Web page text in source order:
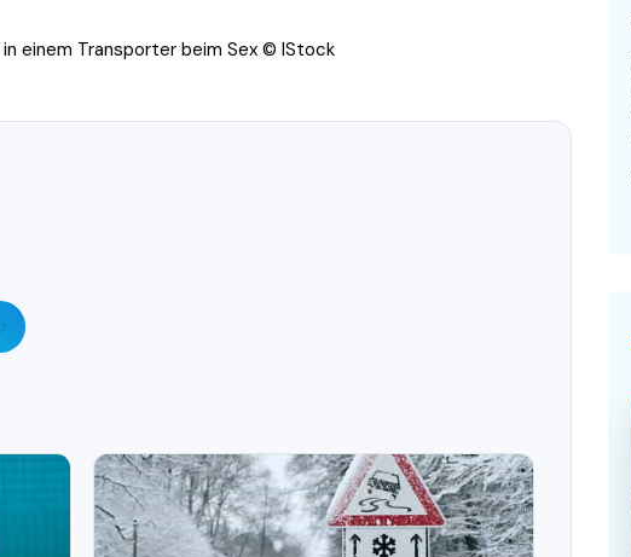
einem Transporter beim Sex © IStock